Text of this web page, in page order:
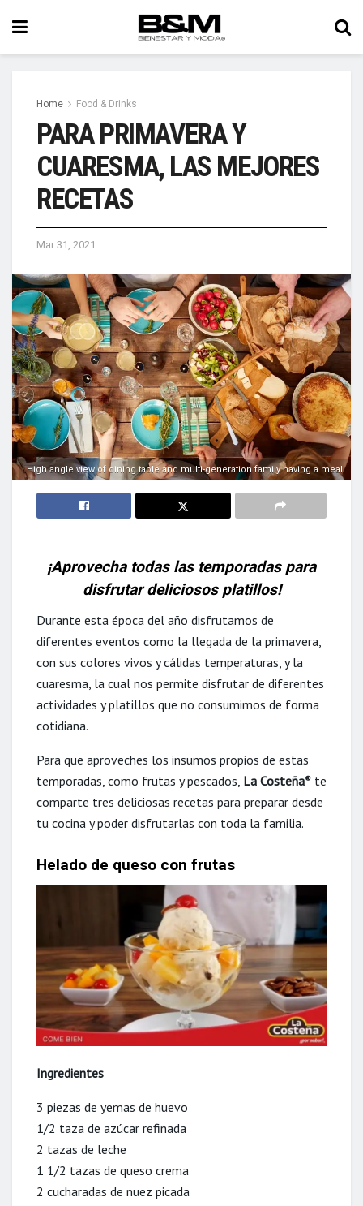
Home Food & Drinks
PARA PRIMAVERA Y
CUARESMA, LAS MEJORES
RECETAS
Mar 31, 2021
High angle view of dining table and multi-generation family having a meal
¡Aprovecha todas las temporadas para
disfrutar deliciosos platillos!
Durante esta época del año disfrutamos de
diferentes eventos como la llegada de la primavera,
con sus colores vivos y cálidas temperaturas, y la
cuaresma, la cual nos permite disfrutar de diferentes
actividades y platillos que no consumimos de forma
cotidiana.
Para que aproveches los insumos propios de estas
temporadas, como frutas y pescados, La Costeña® te
comparte tres deliciosas recetas para preparar desde
tu cocina y poder disfrutarlas con toda la familia.
Helado de queso con frutas
Ingredientes
3 piezas de yemas de huevo
1/2 taza de azúcar refinada
2 tazas de leche
1 1/2 tazas de queso crema
2 cucharadas de nuez picada